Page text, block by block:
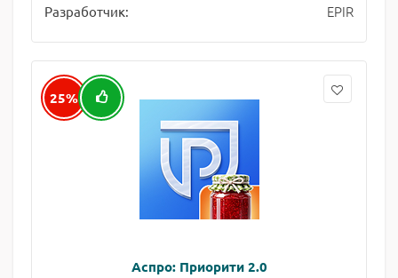
Разработчик: EPIR
25%
Аспро: Приорити 2.0